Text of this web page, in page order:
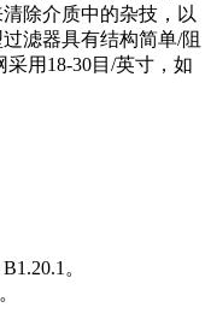
除介质中的杂技，以
滤器具有结构简单/阻
用18-30目/英寸，如
。